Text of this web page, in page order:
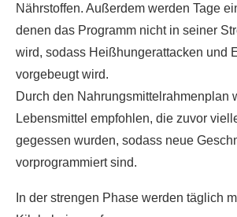
Nährstoffen. Außerdem werden Tage
denen das Programm nicht in seiner
wird, sodass Heißhungerattacken und
vorgebeugt wird.
Durch den Nahrungsmittelrahmenplan
Lebensmittel empfohlen, die zuvor
gegessen wurden, sodass neue
vorprogrammiert sind.
In der strengen Phase werden täglich